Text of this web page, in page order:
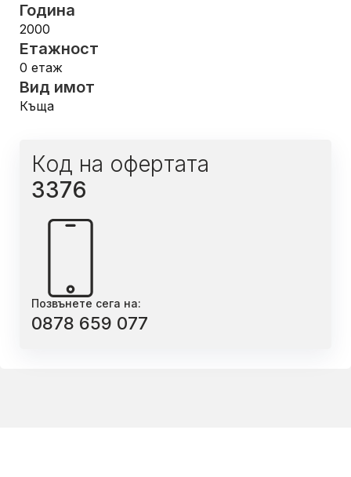
Година
2000
Етажност
0 етаж
Вид имот
Къща
Код на офертата
3376
Позвънете сега на:
0878 659 077